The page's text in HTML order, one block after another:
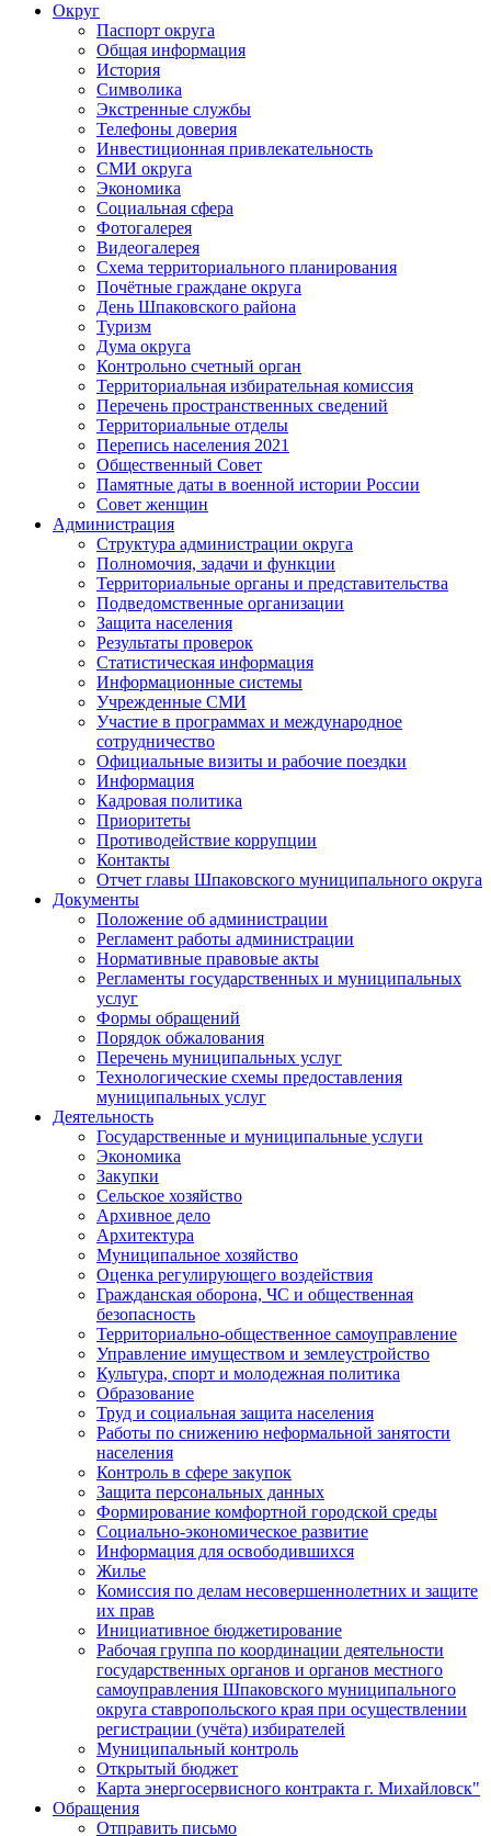
Округ
Паспорт округа
Общая информация
История
Символика
Экстренные службы
Телефоны доверия
Инвестиционная привлекательность
СМИ округа
Экономика
Социальная сфера
Фотогалерея
Видеогалерея
Схема территориального планирования
Почётные граждане округа
День Шпаковского района
Туризм
Дума округа
Контрольно счетный орган
Территориальная избирательная комиссия
Перечень пространственных сведений
Территориальные отделы
Перепись населения 2021
Общественный Совет
Памятные даты в военной истории России
Совет женщин
Администрация
Структура администрации округа
Полномочия, задачи и функции
Территориальные органы и представительства
Подведомственные организации
Защита населения
Результаты проверок
Статистическая информация
Информационные системы
Учрежденные СМИ
Участие в программах и международное
сотрудничество
Официальные визиты и рабочие поездки
Информация
Кадровая политика
Приоритеты
Противодействие коррупции
Контакты
Отчет главы Шпаковского муниципального округа
Документы
Положение об администрации
Регламент работы администрации
Нормативные правовые акты
Регламенты государственных и муниципальных
услуг
Формы обращений
Порядок обжалования
Перечень муниципальных услуг
Технологические схемы предоставления
муниципальных услуг
Деятельность
Государственные и муниципальные услуги
Экономика
Закупки
Сельское хозяйство
Архивное дело
Архитектура
Муниципальное хозяйство
Оценка регулирующего воздействия
Гражданская оборона, ЧС и общественная
безопасность
Территориально-общественное самоуправление
Управление имуществом и землеустройство
Культура, спорт и молодежная политика
Образование
Труд и социальная защита населения
Работы по снижению неформальной занятости
населения
Контроль в сфере закупок
Защита персональных данных
Формирование комфортной городской среды
Социально-экономическое развитие
Информация для освободившихся
Жилье
Комиссия по делам несовершеннолетних и защите
их прав
Инициативное бюджетирование
Рабочая группа по координации деятельности
государственных органов и органов местного
самоуправления Шпаковского муниципального
округа ставропольского края при осуществлении
регистрации (учёта) избирателей
Муниципальный контроль
Открытый бюджет
Карта энергосервисного контракта г. Михайловск"
Обращения
Отправить письмо